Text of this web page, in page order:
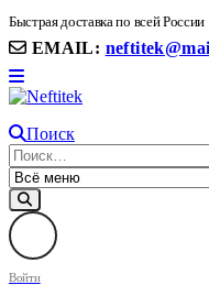
Быстрая доставка по всей России
EMAIL:
Поиск
Войти
8(906)